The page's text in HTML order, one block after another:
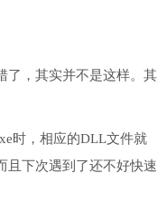
了，其实并不是这样。其
时，相应的DLL文件就
且下次遇到了还不好快速